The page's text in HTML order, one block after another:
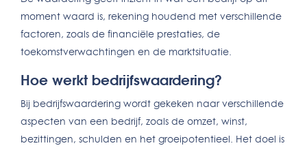
moment waard is, rekening houdend met verschillende
factoren, zoals de financiële prestaties, de
toekomstverwachtingen en de marktsituatie.
Hoe werkt bedrijfswaardering?
Bij bedrijfswaardering wordt gekeken naar verschillende
aspecten van een bedrijf, zoals de omzet, winst,
bezittingen, schulden en het groeipotentieel. Het doel is